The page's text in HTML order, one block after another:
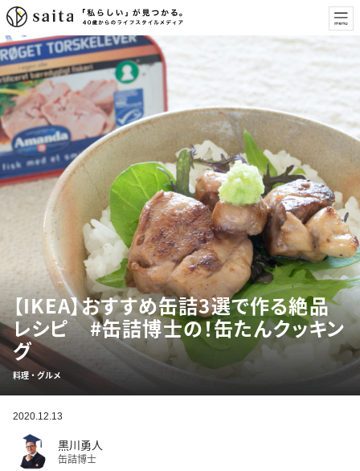
【IKEA】おすすめ缶詰3選で作る絶品
レシピ #缶詰博士の！缶たんクッキン
グ
料理・グルメ
2020.12.13
黒川勇人
缶詰博士